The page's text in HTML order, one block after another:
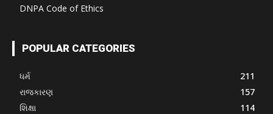
DNPA Code of Ethics
POPULAR CATEGORIES
ધર્મ
211
રાજકારણ
157
શિક્ષા
114